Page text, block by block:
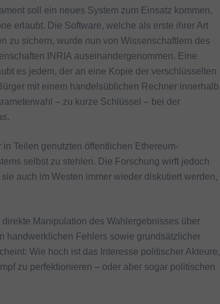
soll ein neues System zum Einsatz kommen,
erlaubt. Die Software, welche als erste ihrer Art
zu sichern, wurde nun von Wissenschaftlern des
INRIA auseinandergenommen. Eine
es jedem, der an eine Kopie der verschlüsselten
mit einem handelsüblichen Rechner innerhalb
– zu kurze Schlüssel – bei der
Teilen genutzten öffentlichen Ethereum-
selbst zu stehlen. Die Forschung wirft jedoch
auch im Westen immer wieder diskutiert werden,
Manipulation des Wahlergebnisses über
handwerklichen Fehlers sowie grundsätzlicher
Wie hoch ist das Interesse politischer Akteure,
zu perfektionieren – oder aber sogar politischen